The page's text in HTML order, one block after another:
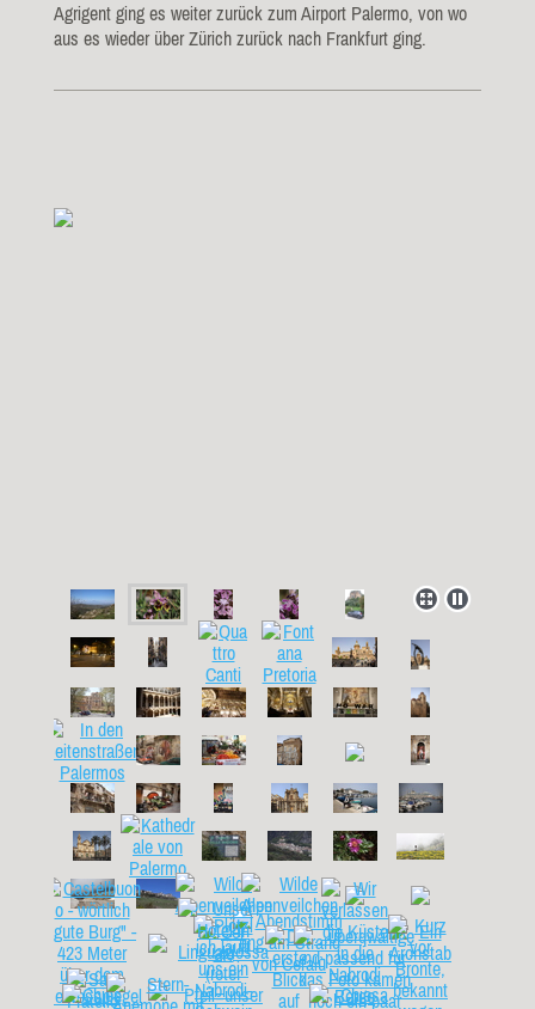
Agrigent ging es weiter zurück zum Airport Palermo, von wo
aus es wieder über Zürich zurück nach Frankfurt ging.